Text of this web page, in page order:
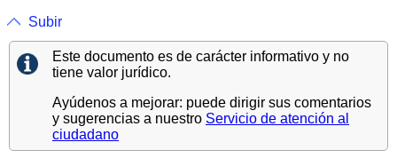
Subir
Este documento es de carácter informativo y no
tiene valor jurídico.
Ayúdenos a mejorar: puede dirigir sus comentarios
y sugerencias a nuestro Servicio de atención al
ciudadano